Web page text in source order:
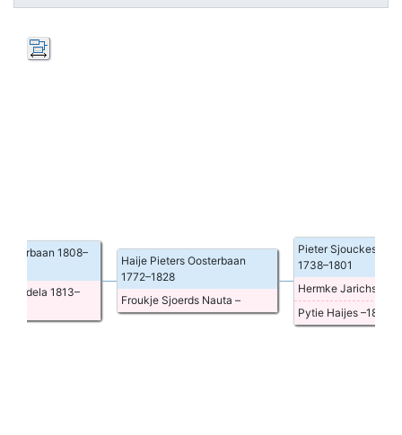
1808–
Andela 1813–
Haije Pieters Oosterbaan
1772–1828
Froukje Sjoerds Nauta –
Pieter Sjouckes
1738–1801
Hermke Jarichs
Pytie Haijes –1821